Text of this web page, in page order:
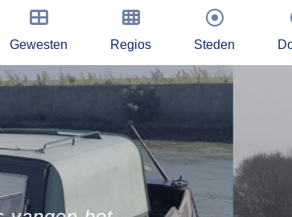
Gewesten Regios Steden